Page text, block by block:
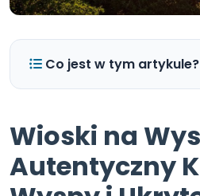
Co jest w tym artykule?
Wioski na
Autentyczny